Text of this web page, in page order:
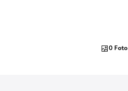
0 Foto